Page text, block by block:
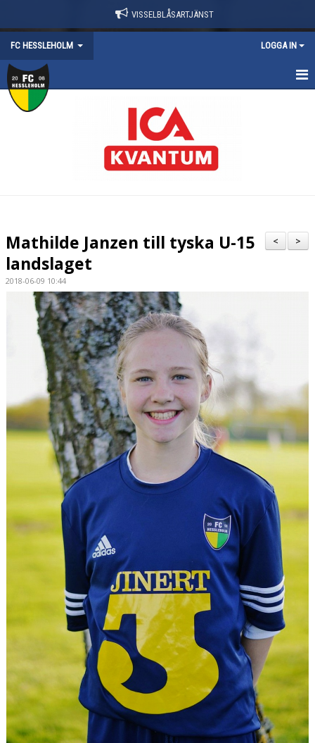
VISSELBLÅSARTJÄNST
FC HESSLEHOLM LOGGA IN
HEM
SWISHNUMMER
DOKUMENT
>
<
Mathilde Janzen till tyska U-15
landslaget
2018-06-09 10:44